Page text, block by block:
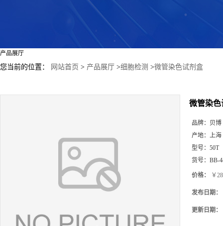
产品展厅
您当前的位置： 网站首页 > 产品展厅 >细胞检测 >微管染色试剂盒
微管染色
品牌： 贝博
产地： 上海
型号： 50T
货号： BB-
价格： ￥
发布日期：
更新日期：